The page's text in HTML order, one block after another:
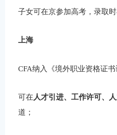
子女可在京参加高考，录取
上海
CFA纳入《境外职业资格证
可在 人才引进、工作许可、
道；